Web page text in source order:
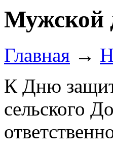
Мужской
Главная →
К Дню
сельского